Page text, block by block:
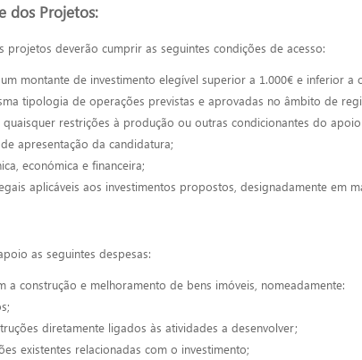
dos Projetos:
projetos deverão cumprir as seguintes condições de acesso:
montante de investimento elegível superior a 1.000€ e inferior a
tipologia de operações previstas e aprovadas no âmbito de
restrições à produção ou outras condicionantes do
apresentação da candidatura;
económica e financeira;
aplicáveis aos investimentos propostos, designadamente em
as seguintes despesas:
a construção e melhoramento de bens imóveis, nomeadamente:
diretamente ligados às atividades a desenvolver;
existentes relacionadas com o investimento;